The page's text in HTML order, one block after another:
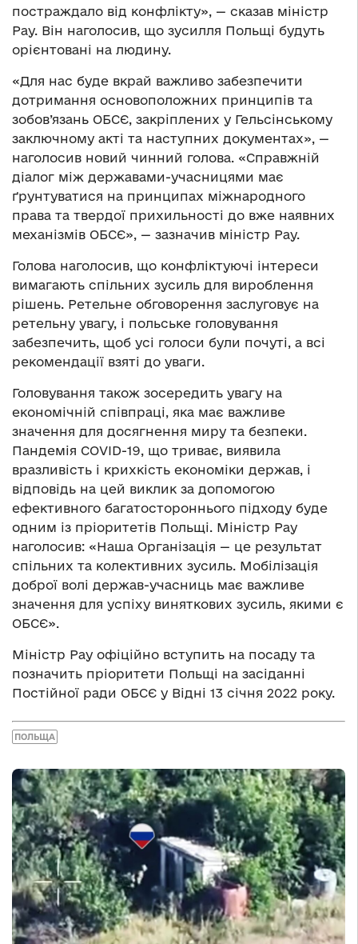
постраждало від конфлікту», — сказав міністр
Рау. Він наголосив, що зусилля Польщі будуть
орієнтовані на людину.
«Для нас буде вкрай важливо забезпечити
дотримання основоположних принципів та
зобов’язань ОБСЄ, закріплених у Гельсінському
заключному акті та наступних документах», —
наголосив новий чинний голова. «Справжній
діалог між державами-учасницями має
ґрунтуватися на принципах міжнародного
права та твердої прихильності до вже наявних
механізмів ОБСЄ», — зазначив міністр Рау.
Голова наголосив, що конфліктуючі інтереси
вимагають спільних зусиль для вироблення
рішень. Ретельне обговорення заслуговує на
ретельну увагу, і польське головування
забезпечить, щоб усі голоси були почуті, а всі
рекомендації взяті до уваги.
Головування також зосередить увагу на
економічній співпраці, яка має важливе
значення для досягнення миру та безпеки.
Пандемія COVID-19, що триває, виявила
вразливість і крихкість економіки держав, і
відповідь на цей виклик за допомогою
ефективного багатостороннього підходу буде
одним із пріоритетів Польщі. Міністр Рау
наголосив: «Наша Організація — це результат
спільних та колективних зусиль. Мобілізація
доброї волі держав-учасниць має важливе
значення для успіху виняткових зусиль, якими є
ОБСЄ».
Міністр Рау офіційно вступить на посаду та
позначить пріоритети Польщі на засіданні
Постійної ради ОБСЄ у Відні 13 січня 2022 року.
ПОЛЬЩА